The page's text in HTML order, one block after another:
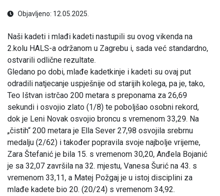
Objavljeno: 12.05.2025.
Naši kadeti i mlađi kadeti nastupili su ovog vikenda na
2.kolu HALS-a održanom u Zagrebu i, sada već standardno,
ostvarili odlične rezultate.
Gledano po dobi, mlađe kadetkinje i kadeti su ovaj put
odradili natjecanje uspješnije od starijih kolega, pa je, tako,
Teo Ištvan istrčao 200 metara s preponama za 26,69
sekundi i osvojio zlato (1/8) te poboljšao osobni rekord,
dok je Leni Novak osvojio broncu s vremenom 33,29. Na
„čistih“ 200 metara je Ella Sever 27,98 osvojila srebrnu
medalju (2/62) i također popravila svoje najbolje vrijeme,
Zara Štefanić je bila 15. s vremenom 30,20, Anđela Bojanić
je sa 32,07 završila na 32. mjestu, Vanesa Šurić na 43. s
vremenom 33,11, a Matej Požgaj je u istoj disciplini za
mlađe kadete bio 20. (20/24) s vremenom 34,92.